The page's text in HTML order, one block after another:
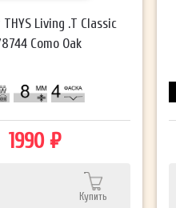
Living .T Classic
Como Oak
1990 ₽
Купить